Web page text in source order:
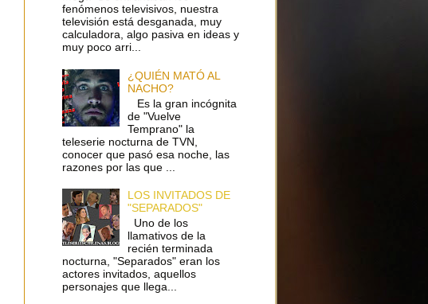
fenómenos televisivos, nuestra
televisión está desganada, muy
calculadora, algo pasiva en ideas y
muy poco arri...
¿QUIÉN MATÓ AL
NACHO?
Es la gran incógnita
de "Vuelve
Temprano" la
teleserie nocturna de TVN,
conocer que pasó esa noche, las
razones por las que ...
LOS INVITADOS DE
"SEPARADOS"
Uno de los
llamativos de la
recién terminada
nocturna, "Separados" eran los
actores invitados, aquellos
personajes que llega...